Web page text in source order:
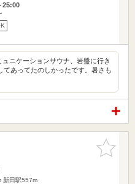
25:00
ニケーションサウナ、岩盤に行き
てあってたのしかったです。暑さも
お気に入
りに追加
新田駅557m